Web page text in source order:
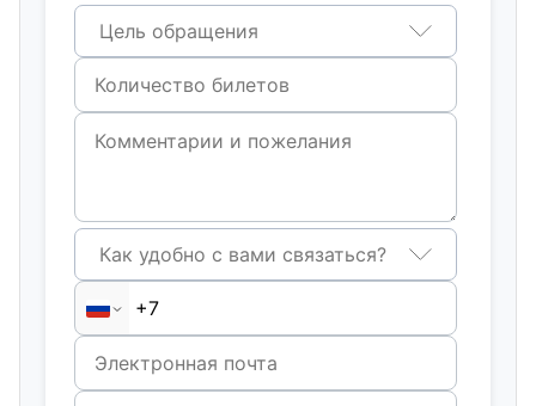
Цель обращения
Как удобно с вами связаться?